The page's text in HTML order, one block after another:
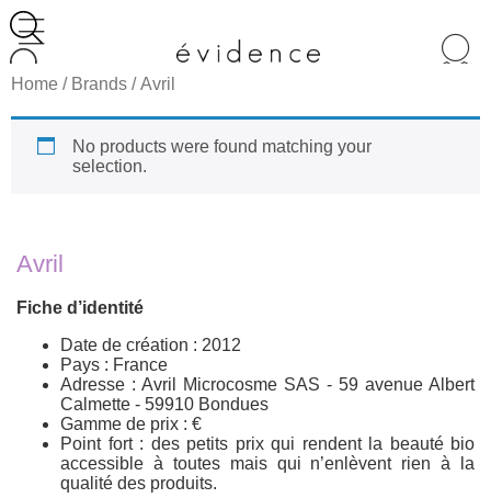
de
produits
Home / Brands / Avril
No products were found matching your
selection.
Avril
Fiche d’identité
Date de création : 2012
Pays : France
Adresse : Avril Microcosme SAS - 59 avenue Albert
Calmette - 59910 Bondues
Gamme de prix : €
Point fort : des petits prix qui rendent la beauté bio
accessible à toutes mais qui n’enlèvent rien à la
qualité des produits.